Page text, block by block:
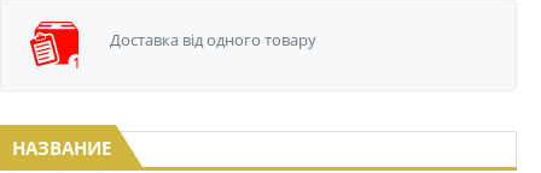
Доставка від одного товару
НАЗВАНИЕ